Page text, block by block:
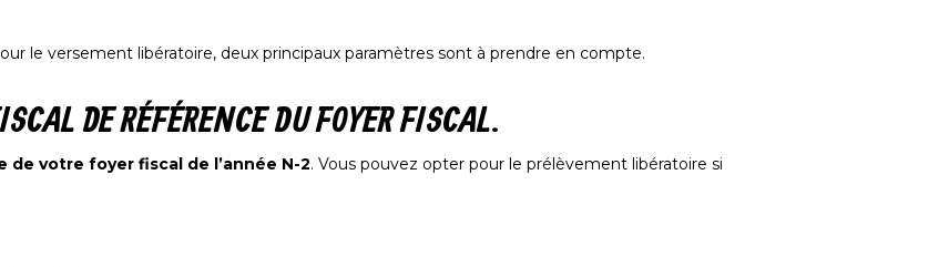
le versement libératoire, deux principaux paramètres sont à prendre en compte.
DE RÉFÉRENCE DU FOYER FISCAL.
votre foyer fiscal de l’année N-2. Vous pouvez opter pour le prélèvement libératoire si